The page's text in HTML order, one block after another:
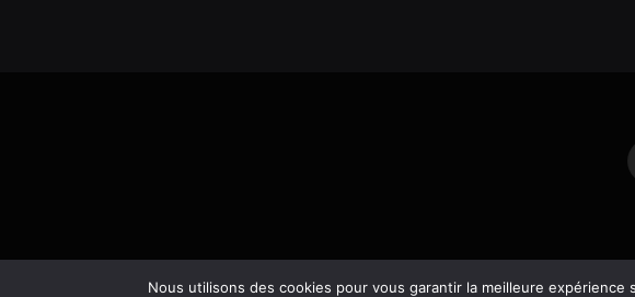
Nous utilisons des cookies pour vous garantir la meilleure